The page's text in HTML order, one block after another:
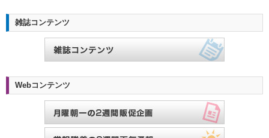
雑誌コンテンツ
Webコンテンツ